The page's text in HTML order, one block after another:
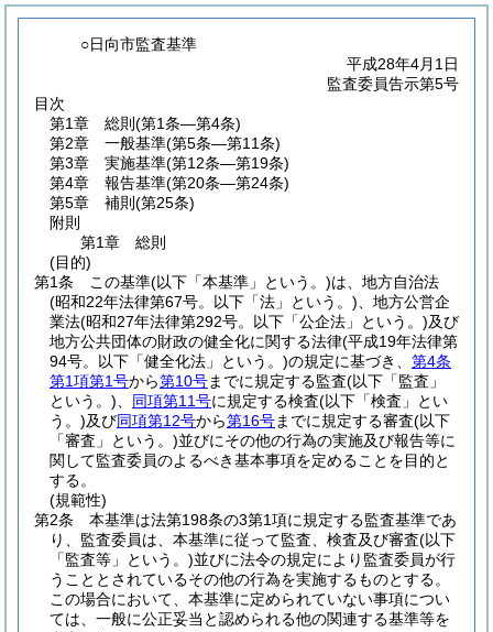
○日向市監査基準
平成28年4月1日
監査委員告示第5号
目次
第1章
総則 (第1条―第4条)
第2章
一般基準(第5条―第11条)
第3章
実施基準(第12条―第19条)
第4章
報告基準(第20条―第24条)
第5章
補則 (第25条)
附則
第1章
総則
(目的)
第1条
この基準(以下「本基準」という。)は、地方自治法
(昭和22年法律第67号。以下「法」という。) 、地方公営企
業法(昭和27年法律第292号。以下「公企法」という。)及び
地方公共団体の財政の健全化に関する法律(平成19年法律第
94号。以下「健全化法」という。)の規定に基づき、 第4条
第1項第1号から第10号までに規定する監査(以下「監査」
という。)
同項第11号に規定する検査(以下「検査」とい
う。)及び同項第12号から第16号までに規定する審査(以下
「審査」という。)並びにその他の行為の実施及び報告等に
関して監査委員のよるべき基本事項を定めることを目的と
する。
(規範性)
第2条
本基準は法第198条の3第1項に規定する監査基準であ
り、監査委員は、本基準に従って監査、検査及び審査(以下
「監査等」という。)並びに法令の規定により監査委員が行
うこととされているその他の行為を実施するものとする。
この場合において、本基準に定められていない事項につい
ては、一般に公正妥当と認められる他の関連する基準等を